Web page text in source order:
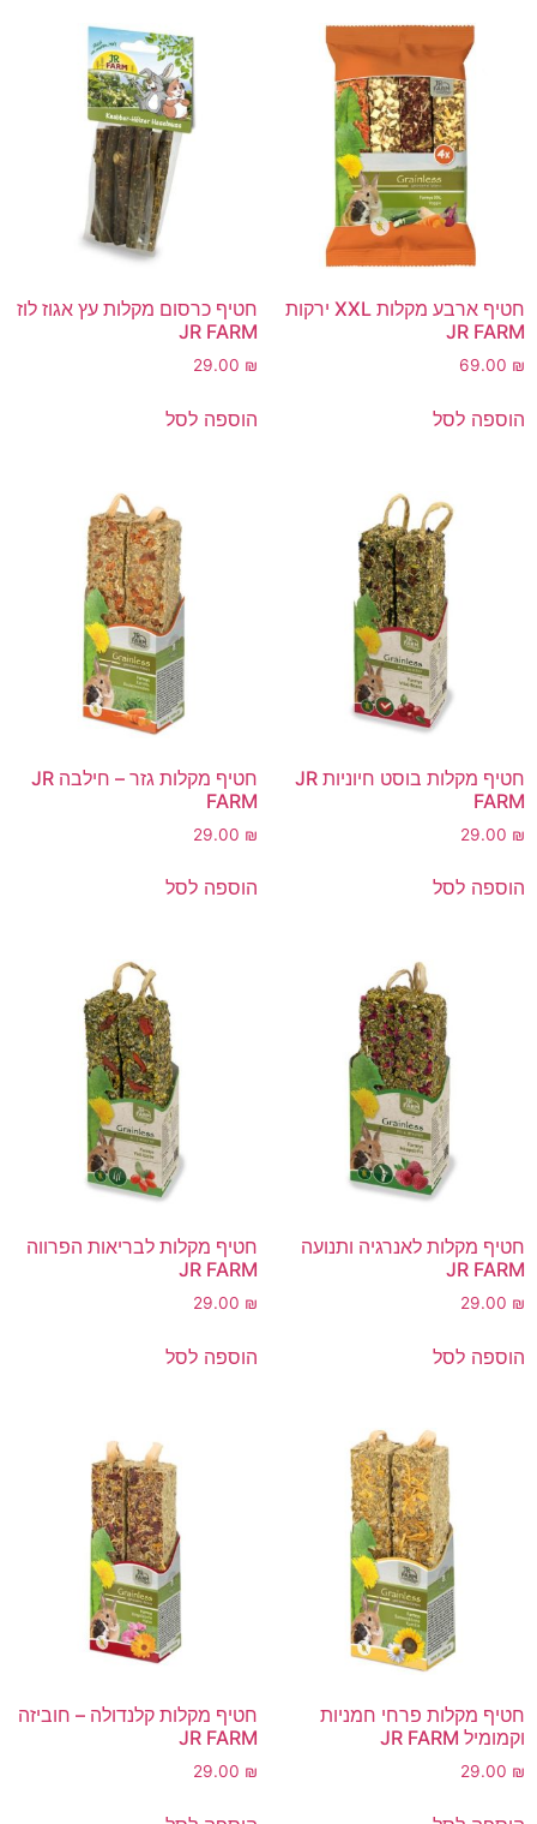
חטיף ארבע מקלות XXL ירקות
JR FARM
69.00 ₪
הוספה לסל
חטיף כרסום מקלות עץ אגוז לוז
JR FARM
29.00 ₪
הוספה לסל
חטיף מקלות בוסט חיוניות JR
FARM
29.00 ₪
הוספה לסל
חטיף מקלות גזר – חילבה JR
FARM
29.00 ₪
הוספה לסל
חטיף מקלות לאנרגיה ותנועה
JR FARM
29.00 ₪
הוספה לסל
חטיף מקלות לבריאות הפרווה
JR FARM
29.00 ₪
הוספה לסל
חטיף מקלות פרחי חמניות
וקמומיל JR FARM
29.00 ₪
חטיף מקלות קלנדולה – חוביזה
JR FARM
29.00 ₪